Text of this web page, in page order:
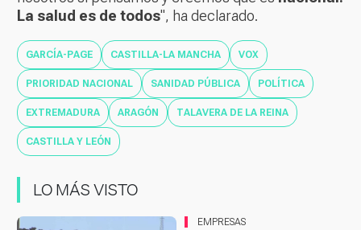
La salud es de todos", ha declarado.
GARCÍA-PAGE CASTILLA-LA MANCHA VOX
PRIORIDAD NACIONAL SANIDAD PÚBLICA POLÍTICA
EXTREMADURA ARAGÓN TALAVERA DE LA REINA
CASTILLA Y LEÓN
LO MÁS VISTO
EMPRESAS